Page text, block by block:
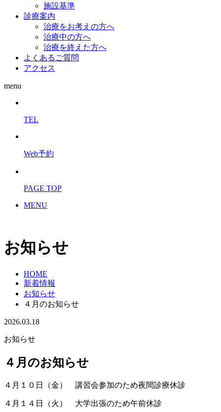
施設基準
診療案内
治療をお考えの方へ
治療中の方へ
治療を終えた方へ
よくあるご質問
アクセス
menu
TEL
Web予約
PAGE TOP
MENU
お知らせ
HOME
新着情報
お知らせ
４月のお知らせ
2026.03.18
お知らせ
４月のお知らせ
４月１０日（金） 講習会参加のため夜間診療休診
４月１４日（火） 大学出張のため午前休診